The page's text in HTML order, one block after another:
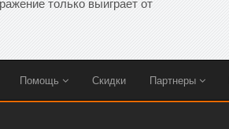
Помощь Скидки Партнеры